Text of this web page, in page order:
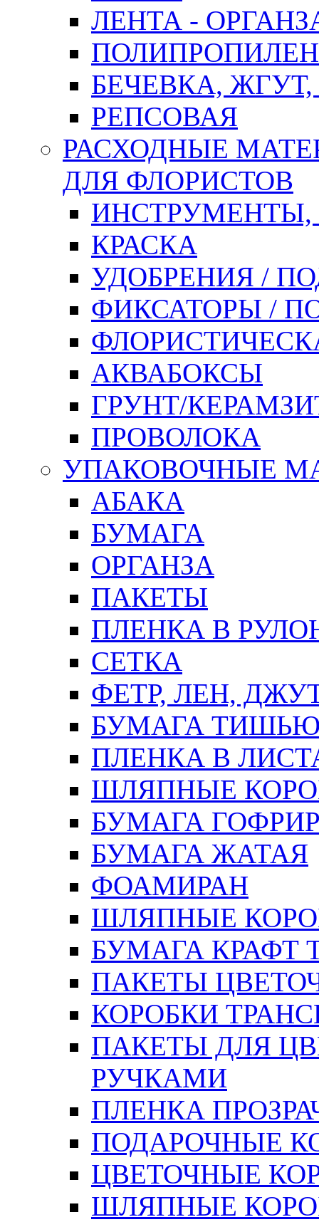
ЛЕНТА -
БЕЧЕВКА,
РЕПСОВАЯ
РАСХОДНЫЕ
ДЛЯ ФЛОРИСТОВ
ИНСТРУМЕНТЫ,
КРАСКА
УДОБРЕНИЯ /
ФИКСАТОРЫ /
АКВАБОКСЫ
ГРУНТ/
ПРОВОЛОКА
УПАКОВОЧНЫЕ
АБАКА
БУМАГА
ОРГАНЗА
ПАКЕТЫ
ПЛЕНКА В
СЕТКА
ФЕТР, ЛЕН,
БУМАГА
ПЛЕНКА В
ШЛЯПНЫЕ
БУМАГА
БУМАГА ЖАТАЯ
ФОАМИРАН
ШЛЯПНЫЕ
БУМАГА КРАФТ
ПАКЕТЫ
КОРОБКИ
ПАКЕТЫ ДЛЯ
РУЧКАМИ
ПЛЕНКА
ПОДАРОЧНЫЕ
ЦВЕТОЧНЫЕ
ШЛЯПНЫЕ